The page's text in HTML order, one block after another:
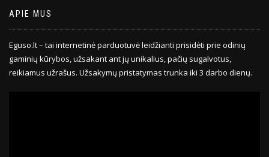
APIE MUS
Eguso.lt – tai internetinė parduotuvė leidžianti prisidėti prie odinių
gaminių kūrybos, užsakant ant jų unikalius, pačių sugalvotus,
reikiamus užrašus. Užsakymų pristatymas trunka iki 3 darbo dienų.